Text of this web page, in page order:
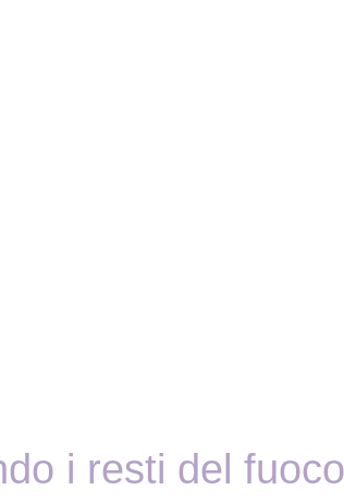
i resti del